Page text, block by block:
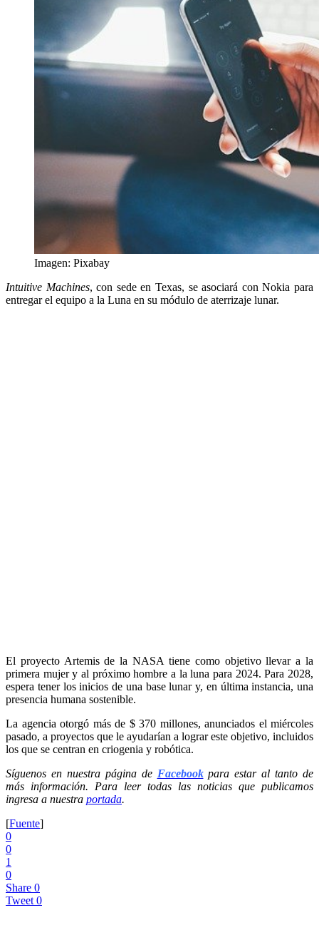
Imagen: Pixabay
Intuitive Machines, con sede en Texas, se asociará con Nokia para
entregar el equipo a la Luna en su módulo de aterrizaje lunar.
El proyecto Artemis de la NASA tiene como objetivo llevar a la
primera mujer y al próximo hombre a la luna para 2024. Para 2028,
espera tener los inicios de una base lunar y, en última instancia, una
presencia humana sostenible.
La agencia otorgó más de $ 370 millones, anunciados el miércoles
pasado, a proyectos que le ayudarían a lograr este objetivo, incluidos
los que se centran en criogenia y robótica.
Síguenos en nuestra página de Facebookpara estar al tanto de
más información. Para leer todas las noticias que publicamos
ingresa a nuestra portada.
[Fuente]
0
0
1
0
Share 0
Tweet 0